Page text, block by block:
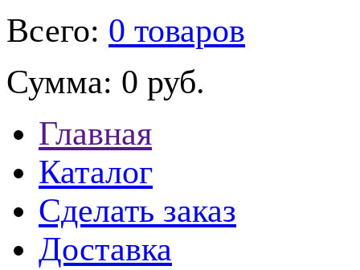
Всего: 0 товаров
Сумма: 0 руб.
Главная
Каталог
Сделать заказ
Доставка